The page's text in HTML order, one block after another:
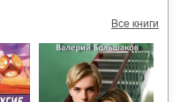
Все книги